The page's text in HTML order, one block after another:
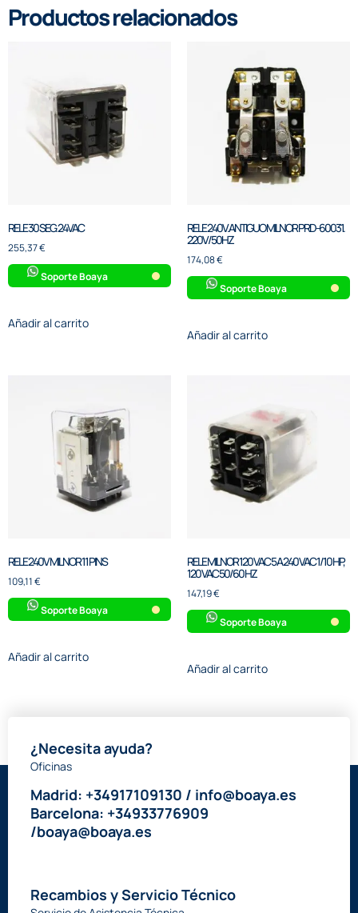
Productos relacionados
RELE 30 SEG. 24VAC
255,37€
Soporte Boaya
Añadir al carrito
RELE 240V.ANTIGUO MILNOR PRD-60031.
220V/50HZ
174,08€
Soporte Boaya
Añadir al carrito
RELE 240V MILNOR 11 PINS
109,11€
Soporte Boaya
Añadir al carrito
RELE MILNOR 120 VAC 5 A 240 VAC 1/10 HP,
120 VAC 50/60 HZ
147,19€
Soporte Boaya
Añadir al carrito
¿Necesita ayuda?
Oficinas
Madrid: +34917109130 / info@boaya.es
Barcelona: +34933776909
/boaya@boaya.es
Recambios y Servicio Técnico